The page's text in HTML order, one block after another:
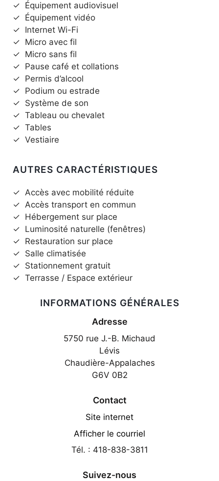
✓ Équipement audiovisuel
✓ Équipement vidéo
✓ Internet Wi-Fi
✓ Micro avec fil
✓ Micro sans fil
✓ Pause café et collations
✓ Permis d’alcool
✓ Podium ou estrade
✓ Système de son
✓ Tableau ou chevalet
✓ Tables
✓ Vestiaire
AUTRES CARACTÉRISTIQUES
✓ Accès avec mobilité réduite
✓ Accès transport en commun
✓ Hébergement sur place
✓ Luminosité naturelle (fenêtres)
✓ Restauration sur place
✓ Salle climatisée
✓ Stationnement gratuit
✓ Terrasse / Espace extérieur
INFORMATIONS GÉNÉRALES
Adresse
5750 rue J.-B. Michaud
Lévis
Chaudière-Appalaches
G6V 0B2
Contact
Site internet
Afficher le courriel
Tél. : 418-838-3811
Suivez-nous